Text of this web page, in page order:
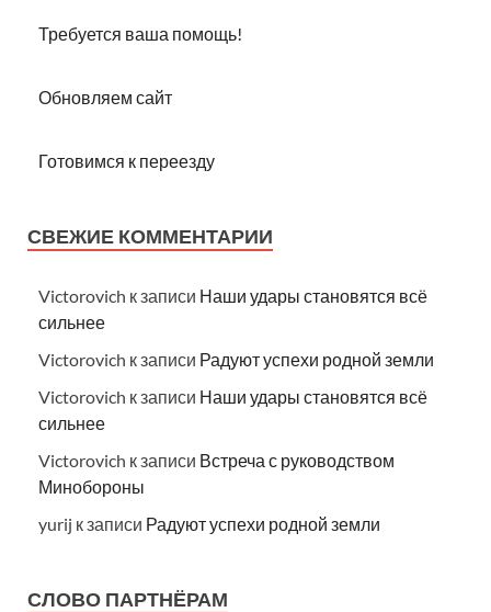
Требуется ваша помощь!
Обновляем сайт
Готовимся к переезду
СВЕЖИЕ КОММЕНТАРИИ
Victorovich к записи Наши удары становятся всё
сильнее
Victorovich к записи Радуют успехи родной земли
Victorovich к записи Наши удары становятся всё
сильнее
Victorovich к записи Встреча с руководством
Минобороны
yurij к записи Радуют успехи родной земли
СЛОВО ПАРТНЁРАМ